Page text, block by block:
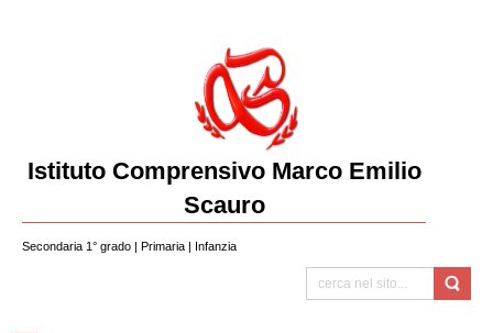
Istituto Comprensivo Marco Emilio
Scauro
Secondaria 1° grado | Primaria | Infanzia